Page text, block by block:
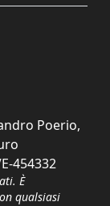
Poerio,
454332
È
qualsiasi